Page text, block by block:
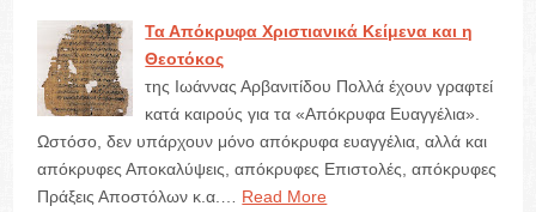
Τα Απόκρυφα Χριστιανικά Κείμενα και η
Θεοτόκος
της Ιωάννας Αρβανιτίδου Πολλά έχουν γραφτεί
κατά καιρούς για τα «Απόκρυφα Ευαγγέλια».
Ωστόσο, δεν υπάρχουν μόνο απόκρυφα ευαγγέλια, αλλά και
απόκρυφες Αποκαλύψεις, απόκρυφες Επιστολές, απόκρυφες
Πράξεις Αποστόλων κ.α.… Read More